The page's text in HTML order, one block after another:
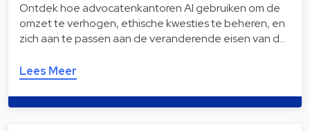
Ontdek hoe advocatenkantoren AI gebruiken om de
omzet te verhogen, ethische kwesties te beheren, en
zich aan te passen aan de veranderende eisen van d…
Lees Meer